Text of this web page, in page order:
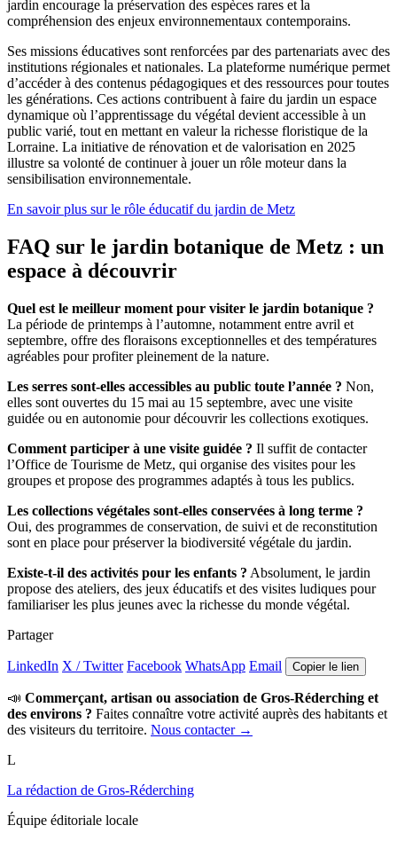
jardin encourage la préservation des espèces rares et la
compréhension des enjeux environnementaux contemporains.
Ses missions éducatives sont renforcées par des partenariats avec des
institutions régionales et nationales. La plateforme numérique permet
d’accéder à des contenus pédagogiques et des ressources pour toutes
les générations. Ces actions contribuent à faire du jardin un espace
dynamique où l’apprentissage du végétal devient accessible à un
public varié, tout en mettant en valeur la richesse floristique de la
Lorraine. La initiative de rénovation et de valorisation en 2025
illustre sa volonté de continuer à jouer un rôle moteur dans la
sensibilisation environnementale.
En savoir plus sur le rôle éducatif du jardin de Metz
FAQ sur le jardin botanique de Metz : un
espace à découvrir
Quel est le meilleur moment pour visiter le jardin botanique ?
La période de printemps à l’automne, notamment entre avril et
septembre, offre des floraisons exceptionnelles et des températures
agréables pour profiter pleinement de la nature.
Les serres sont-elles accessibles au public toute l’année ? Non,
elles sont ouvertes du 15 mai au 15 septembre, avec une visite
guidée ou en autonomie pour découvrir les collections exotiques.
Comment participer à une visite guidée ? Il suffit de contacter
l’Office de Tourisme de Metz, qui organise des visites pour les
groupes et propose des programmes adaptés à tous les publics.
Les collections végétales sont-elles conservées à long terme ?
Oui, des programmes de conservation, de suivi et de reconstitution
sont en place pour préserver la biodiversité végétale du jardin.
Existe-t-il des activités pour les enfants ? Absolument, le jardin
propose des ateliers, des jeux éducatifs et des visites ludiques pour
familiariser les plus jeunes avec la richesse du monde végétal.
Partager
LinkedIn X / Twitter Facebook WhatsApp Email Copier le lien
📣 Commerçant, artisan ou association de Gros-Réderching et
des environs ? Faites connaître votre activité auprès des habitants et
des visiteurs du territoire. Nous contacter →
L
La rédaction de Gros-Réderching
Équipe éditoriale locale